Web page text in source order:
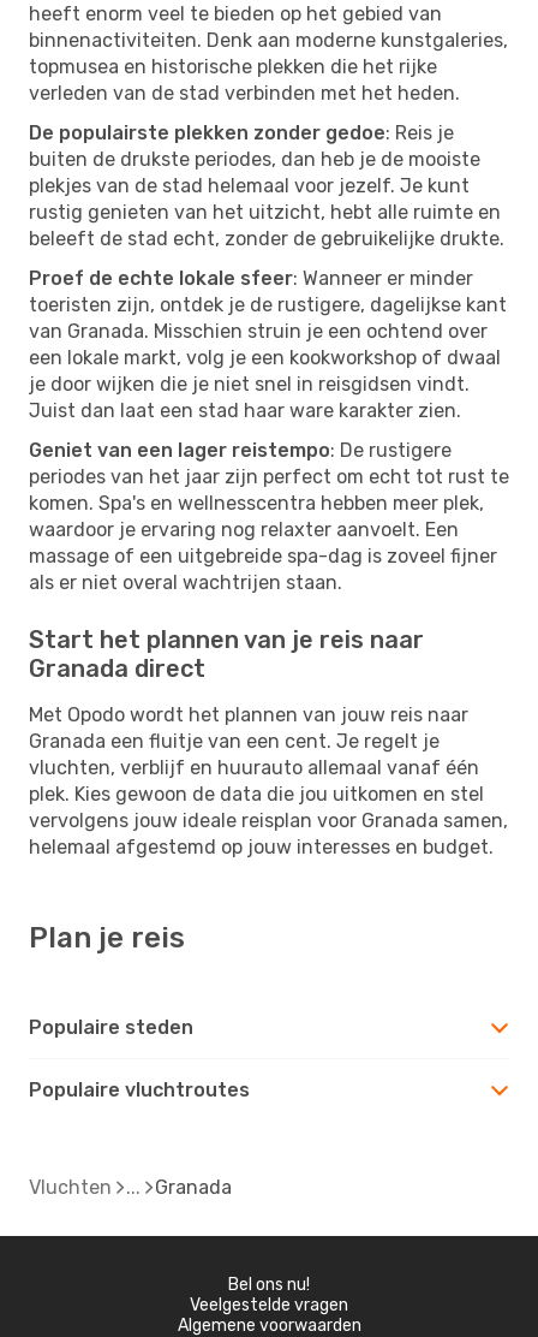
heeft enorm veel te bieden op het gebied van
binnenactiviteiten. Denk aan moderne kunstgaleries,
topmusea en historische plekken die het rijke
verleden van de stad verbinden met het heden.
De populairste plekken zonder gedoe: Reis je
buiten de drukste periodes, dan heb je de mooiste
plekjes van de stad helemaal voor jezelf. Je kunt
rustig genieten van het uitzicht, hebt alle ruimte en
beleeft de stad echt, zonder de gebruikelijke drukte.
Proef de echte lokale sfeer: Wanneer er minder
toeristen zijn, ontdek je de rustigere, dagelijkse kant
van Granada. Misschien struin je een ochtend over
een lokale markt, volg je een kookworkshop of dwaal
je door wijken die je niet snel in reisgidsen vindt.
Juist dan laat een stad haar ware karakter zien.
Geniet van een lager reistempo: De rustigere
periodes van het jaar zijn perfect om echt tot rust te
komen. Spa's en wellnesscentra hebben meer plek,
waardoor je ervaring nog relaxter aanvoelt. Een
massage of een uitgebreide spa-dag is zoveel fijner
als er niet overal wachtrijen staan.
Start het plannen van je reis naar
Granada direct
Met Opodo wordt het plannen van jouw reis naar
Granada een fluitje van een cent. Je regelt je
vluchten, verblijf en huurauto allemaal vanaf één
plek. Kies gewoon de data die jou uitkomen en stel
vervolgens jouw ideale reisplan voor Granada samen,
helemaal afgestemd op jouw interesses en budget.
Plan je reis
Populaire steden
Populaire vluchtroutes
Vluchten Granada
Bel ons nu!
Veelgestelde vragen
Algemene voorwaarden